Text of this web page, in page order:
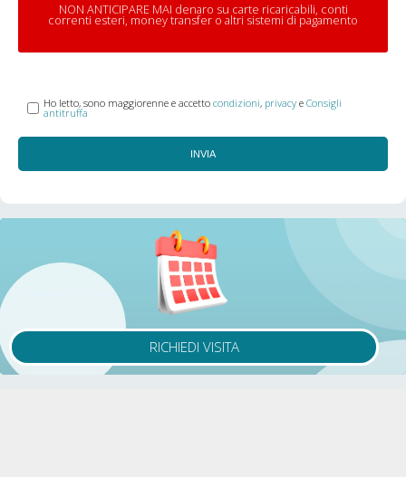
NON ANTICIPARE MAI denaro su carte ricaricabili, conti
correnti esteri, money transfer o altri sistemi di pagamento
Ho letto, sono maggiorenne e accetto condizioni, privacy e Consigli
antitruffa
INVIA
RICHIEDI VISITA